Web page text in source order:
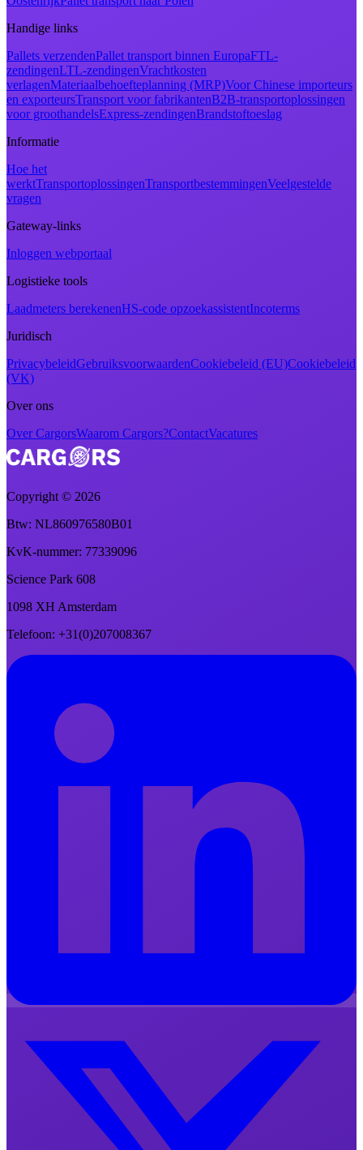
Handige links
Pallets verzendenPallet transport binnen EuropaFTL-
zendingenLTL-zendingenVrachtkosten
verlagenMateriaalbehoefteplanning (MRP)Voor Chinese importeurs
en exporteursTransport voor fabrikantenB2B-transportoplossingen
voor groothandelsExpress-zendingenBrandstoftoeslag
Informatie
Hoe het
werktTransportoplossingenTransportbestemmingenVeelgestelde
vragen
Gateway-links
Inloggen webportaal
Logistieke tools
Laadmeters berekenenHS-code opzoekassistentIncoterms
Juridisch
PrivacybeleidGebruiksvoorwaardenCookiebeleid (EU)Cookiebeleid
(VK)
Over ons
Over CargorsWaarom Cargors?ContactVacatures
Copyright © 2026
Btw: NL860976580B01
KvK-nummer: 77339096
Science Park 608
1098 XH Amsterdam
Telefoon: +31(0)207008367